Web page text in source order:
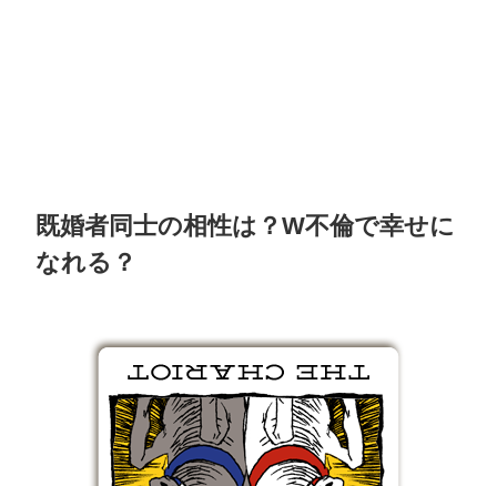
既婚者同士の相性は？W不倫で幸せに
なれる？